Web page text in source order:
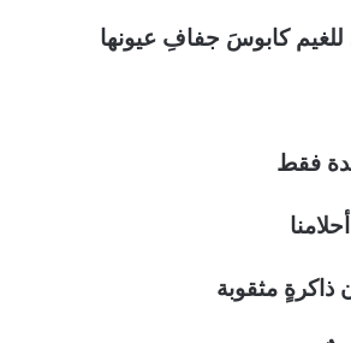
للغيم كابوسَ جفافِ عيونها
فقط
ذاكرةٍ مثقوبة